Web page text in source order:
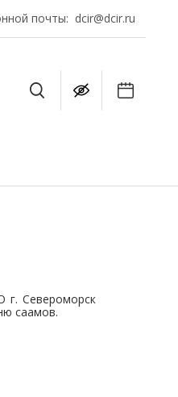
почты: dcir@dcir.ru
г. Североморск
саамов.